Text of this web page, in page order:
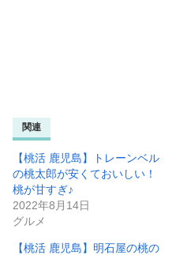
関連
【桃活 鹿児島】トレーンベル
の桃太郎が安くておいしい！
桃が甘すぎ♪
2022年8月14日
グルメ
【桃活 鹿児島】明石屋の桃の